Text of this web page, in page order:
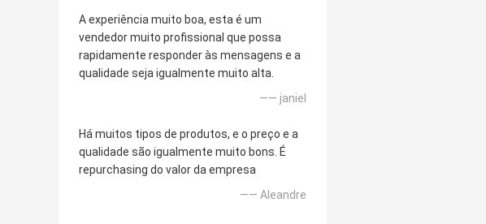
A experiência muito boa, esta é um
vendedor muito profissional que possa
rapidamente responder às mensagens e a
qualidade seja igualmente muito alta.
—— janiel
Há muitos tipos de produtos, e o preço e a
qualidade são igualmente muito bons. É
repurchasing do valor da empresa
—— Aleandre